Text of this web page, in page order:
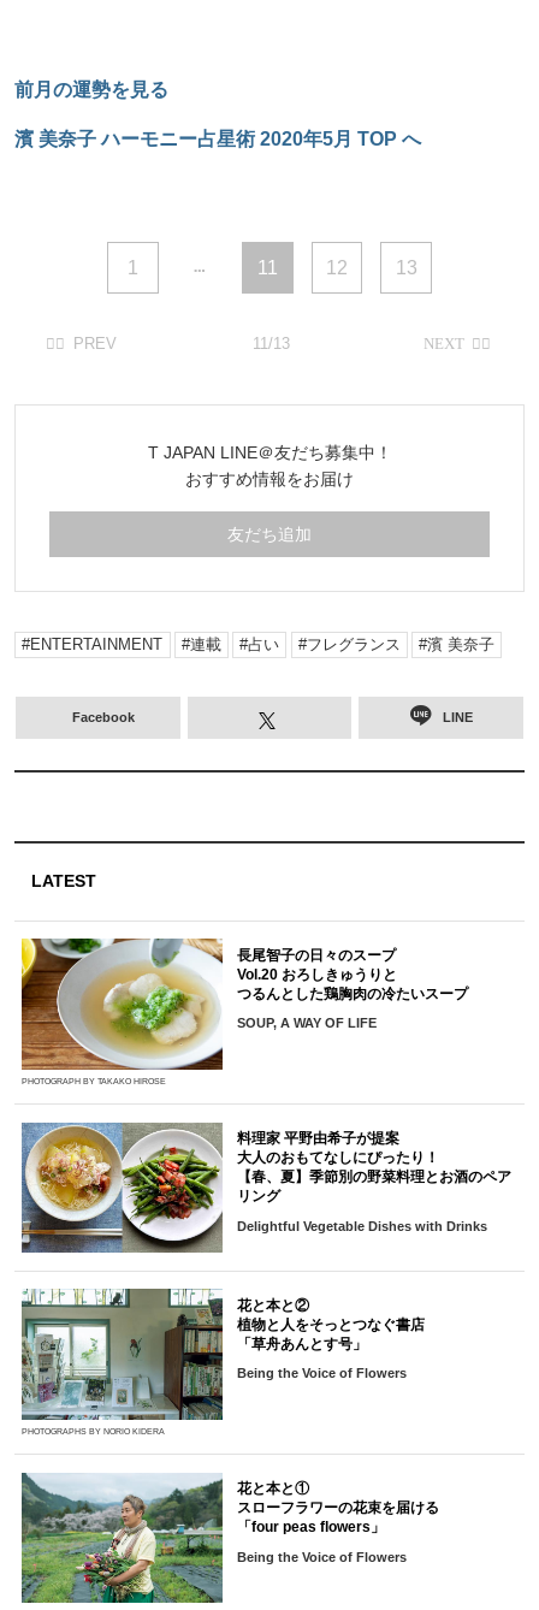
前月の運勢を見る
濱 美奈子 ハーモニー占星術 2020年5月 TOP へ
1 11 12 13
11/13
T JAPAN LINE＠友だち募集中！
おすすめ情報をお届け
友だち追加
ENTERTAINMENT 連載 占い フレグランス 濱 美奈子
Facebook LINE
LATEST
PHOTOGRAPH BY TAKAKO HIROSE
長尾智子の日々のスープ
Vol.20 おろしきゅうりと
つるんとした鶏胸肉の冷たいスープ
SOUP, A WAY OF LIFE
料理家 平野由希子が提案
大人のおもてなしにぴったり！
【春、夏】季節別の野菜料理とお酒のペア
リング
Delightful Vegetable Dishes with Drinks
PHOTOGRAPHS BY NORIO KIDERA
花と本と②
植物と人をそっとつなぐ書店
「草舟あんとす号」
Being the Voice of Flowers
花と本と①
スローフラワーの花束を届ける
「four peas flowers」
Being the Voice of Flowers